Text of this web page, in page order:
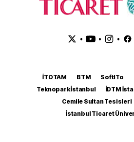
• • •
İTOTAM BTM SoftITo
Teknopark İstanbul
İDTM
Cemile Sultan Tesisleri
İstanbul Ticaret